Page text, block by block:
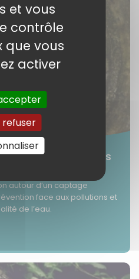
autour des
autour d’un captage
face aux pollutions et
de l’eau.
et vous
contrôle
que vous
activer
refuser